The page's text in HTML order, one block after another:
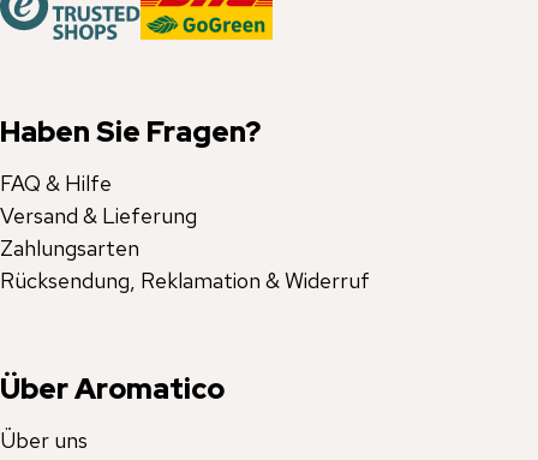
Haben Sie Fragen?
FAQ & Hilfe
Versand & Lieferung
Zahlungsarten
Rücksendung, Reklamation & Widerruf
Über Aromatico
Über uns